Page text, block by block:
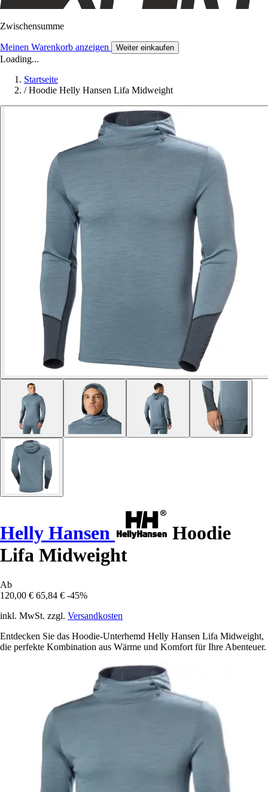
Zwischensumme
Meinen Warenkorb anzeigen Weiter einkaufen
Loading...
Startseite
/ Hoodie Helly Hansen Lifa Midweight
Helly Hansen
Hoodie
Lifa Midweight
Ab
120,00 € 65,84 € -45%
inkl. MwSt. zzgl. Versandkosten
Entdecken Sie das Hoodie-Unterhemd Helly Hansen Lifa Midweight,
die perfekte Kombination aus Wärme und Komfort für Ihre Abenteuer.